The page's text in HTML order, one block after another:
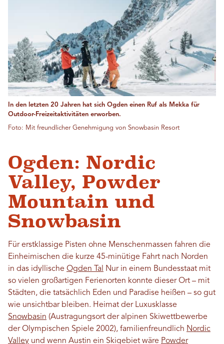
In den letzten 20 Jahren hat sich Ogden einen Ruf als Mekka für
Outdoor-Freizeitaktivitäten erworben.
Foto: Mit freundlicher Genehmigung von Snowbasin Resort
Ogden: Nordic
Valley, Powder
Mountain und
Snowbasin
Für erstklassige Pisten ohne Menschenmassen fahren die
Einheimischen die kurze 45-minütige Fahrt nach Norden
in das idyllische Ogden Tal
Nur in einem Bundesstaat mit
so vielen großartigen Ferienorten konnte dieser Ort – mit
Städten, die tatsächlich Eden und Paradise heißen – so gut
wie unsichtbar bleiben. Heimat der Luxusklasse
Snowbasin (Austragungsort der alpinen Skiwettbewerbe
der Olympischen Spiele 2002), familienfreundlich Nordic
Valley und wenn Austin ein Skigebiet wäre Powder